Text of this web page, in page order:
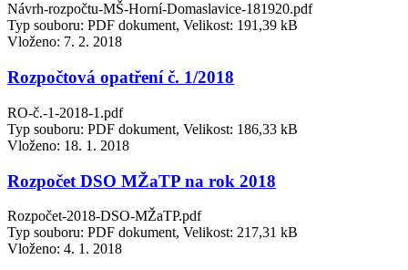
Návrh-rozpočtu-MŠ-Horní-Domaslavice-181920.pdf
Typ souboru: PDF dokument, Velikost: 191,39 kB
Vloženo: 7. 2. 2018
Rozpočtová opatření č. 1/2018
RO-č.-1-2018-1.pdf
Typ souboru: PDF dokument, Velikost: 186,33 kB
Vloženo: 18. 1. 2018
Rozpočet DSO MŽaTP na rok 2018
Rozpočet-2018-DSO-MŽaTP.pdf
Typ souboru: PDF dokument, Velikost: 217,31 kB
Vloženo: 4. 1. 2018